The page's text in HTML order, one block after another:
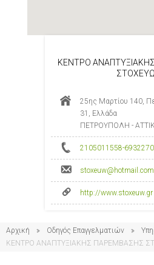
ΚΕΝΤΡΟ
ΣΤΟΧΕΥΩ
25ης Μαρτίου 140,
31, Ελλάδα
ΠΕΤΡΟΥΠΟΛΗ -
2105011558-
stoxeuw@hotmail.com
http://www.stoxeuw.gr
Αρχική Οδηγός Επαγγελματιών
ΚΕΝΤΡΟ ΑΝΑΠΤΥΞΙΑΚΗΣ ΠΑΡΕΜΒΑΣΗΣ